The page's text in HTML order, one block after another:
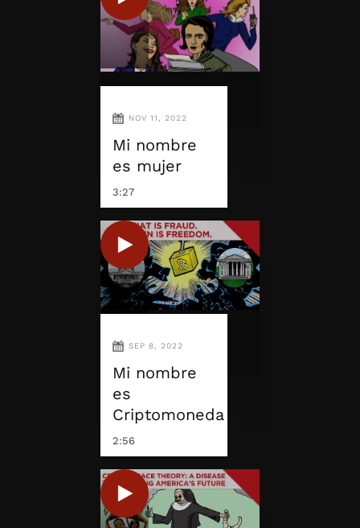
NOV 11, 2022
Mi nombre
es mujer
3:27
SEP 8, 2022
Mi nombre
es
Criptomoneda
2:56